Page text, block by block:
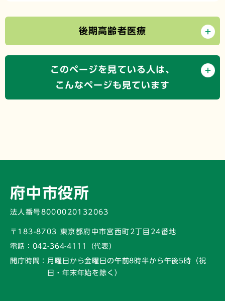
後期高齢者医療
このページを見ている人は、
こんなページも見ています
府中市役所
法人番号8000020132063
〒183-8703 東京都府中市宮西町2丁目24番地
電話： 042-364-4111（代表）
開庁時間： 月曜日から金曜日の午前8時半から午後5時 （祝
日・年末年始を除く）